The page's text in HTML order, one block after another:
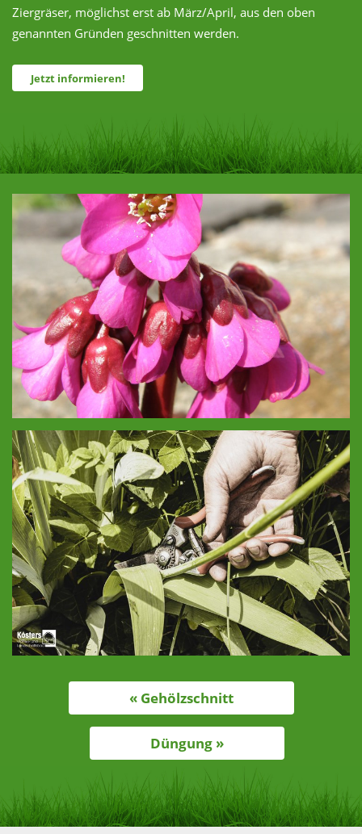
Ziergräser, möglichst erst ab März/April, aus den oben
genannten Gründen geschnitten werden.
Jetzt informieren!
« Gehölzschnitt
Düngung »